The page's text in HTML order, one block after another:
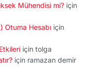
Mühendisi mi? için
Otuma Hesabı için
için tolga
için ramazan demir